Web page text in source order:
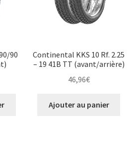
90
Continental KKS 10 Rf. 2.25
– 19 41B TT (avant/arrière)
46,96€
Ajouter au panier